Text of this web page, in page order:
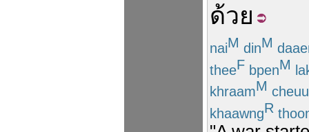
ด้วย
naiM dinM
theeF bpenM
khraamM
khaawngR